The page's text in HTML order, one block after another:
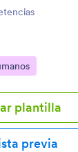
plantilla
previa